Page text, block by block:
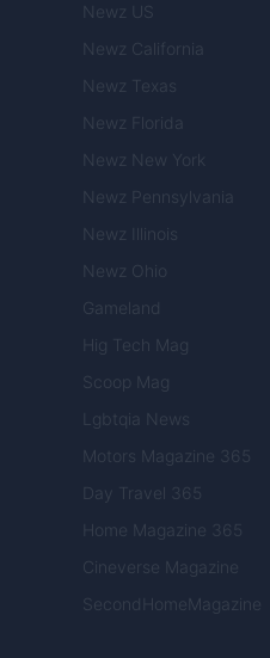
Newz US
Newz California
Newz Texas
Newz Florida
Newz New York
Newz Pennsylvania
Newz Illinois
Newz Ohio
Gameland
Hig Tech Mag
Scoop Mag
Lgbtqia News
Motors Magazine 365
Day Travel 365
Home Magazine 365
Cineverse Magazine
SecondHomeMagazine